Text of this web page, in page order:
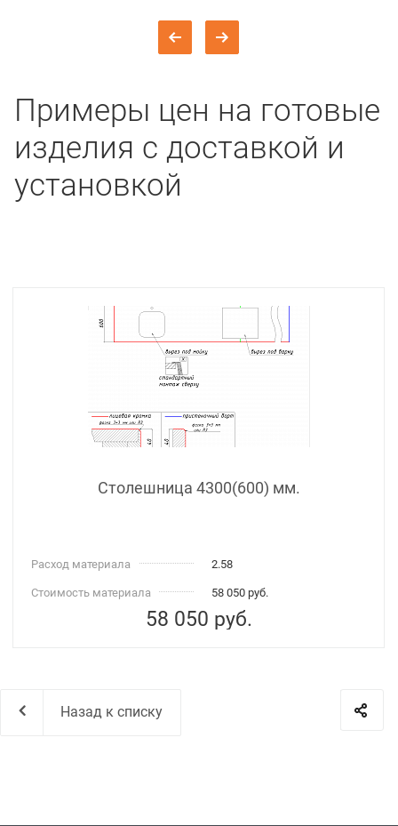
Примеры цен на готовые
изделия с доставкой и
установкой
Столешница 4300(600) мм.
Расход материала 2.58
Стоимость материала 58 050 руб.
58 050 руб.
Назад к списку